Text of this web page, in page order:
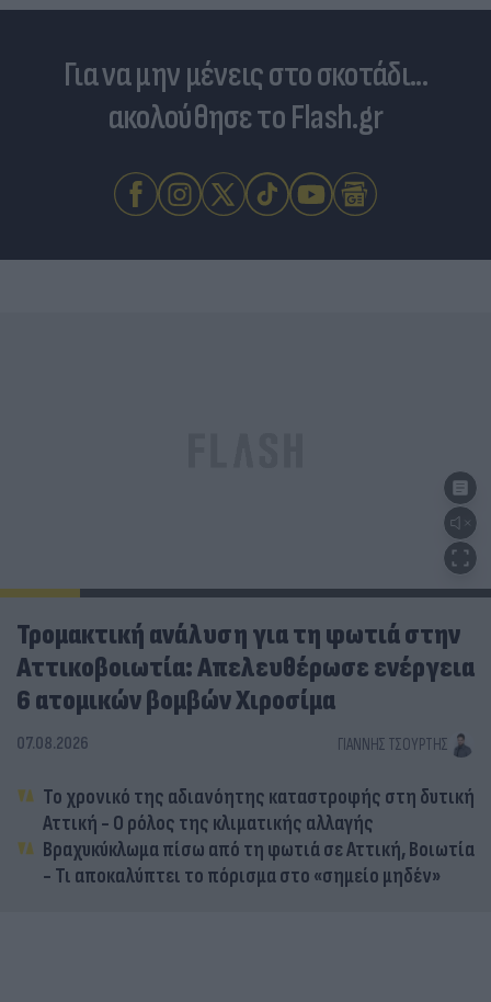
Για να μην μένεις στο σκοτάδι...
ακολούθησε το Flash.gr
Τρομακτική ανάλυση για τη φωτιά στην
Αττικοβοιωτία: Απελευθέρωσε ενέργεια
6 ατομικών βομβών Χιροσίμα
07.08.2026 ΓΙΆΝΝΗΣ ΤΣΟΎΡΤΗΣ
Το χρονικό της αδιανόητης καταστροφής στη δυτική
Αττική - Ο ρόλος της κλιματικής αλλαγής
Βραχυκύκλωμα πίσω από τη φωτιά σε Αττική, Βοιωτία
- Τι αποκαλύπτει το πόρισμα στο «σημείο μηδέν»